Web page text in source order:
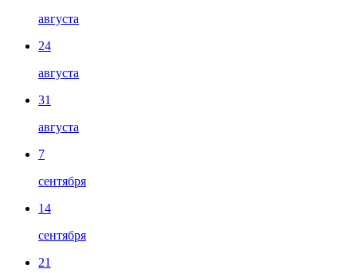
августа
24
августа
31
августа
7
сентября
14
сентября
21